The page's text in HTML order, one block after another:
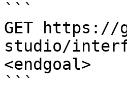
```
GET https://
studio/
<endgoal>
```